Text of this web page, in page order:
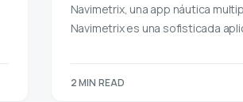
Navimetrix, una app náutica
Navimetrix es una sofisticada
2 MIN READ